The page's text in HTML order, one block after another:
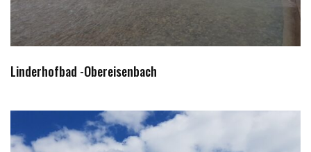
Linderhofbad -Obereisenbach